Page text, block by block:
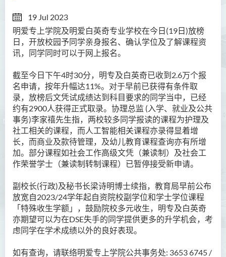
19 Jul 2023
明爱专上学院及明爱白英奇专业学校在今日(19日)放榜
日，开放校园予同学亲身报名、确认学位及了解课程资
讯，同学同时可以于网上报名。
截至今日下午4时30分，明专及白英奇已收到2.6万个报
名申请，按年升幅达11%。对于早前已获得有条件取
录，放榜后文凭试成绩达到科目要求的同学当中，已经
约有2900人获得正式取录。协理总监 ( 入学、就业及公共
事务)李家禧先生指，两校较多同学报读的课程为护理及
社工相关的课程，而人工智能相关课程亦录得显着增
长，而商业及款待管理，及幼儿教育课程查询亦有所增
加。部分课程如社会工作高级文凭（兼读制）及社会工
作荣誉学士（兼读制转制课程）已暂停接受新申请。
副校长(行政)及秘书长梁诗明博士续指，教育局早前公布
放宽自2023/24学年起自资院校副学位和学士学位课程
「特殊收生学额」，鼓励院校多元收生，明专及白英奇
亦期望可以为在DSE失手的同学提供更多的升学机会，考
虑同学在学术成绩以外的良好表现。
如有查询，请联络明爱专上学院公共事务处: 3653 6745 /